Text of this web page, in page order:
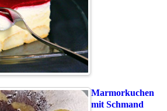
Marmorkuchen
mit Schmand